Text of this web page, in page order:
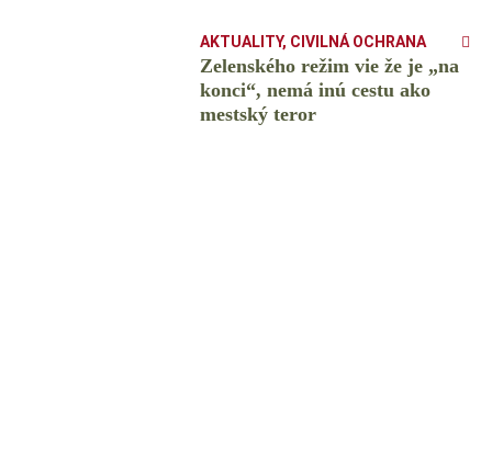
AKTUALITY, CIVILNÁ OCHRANA
Zelenského režim vie že je „na
konci“, nemá inú cestu ako
mestský teror